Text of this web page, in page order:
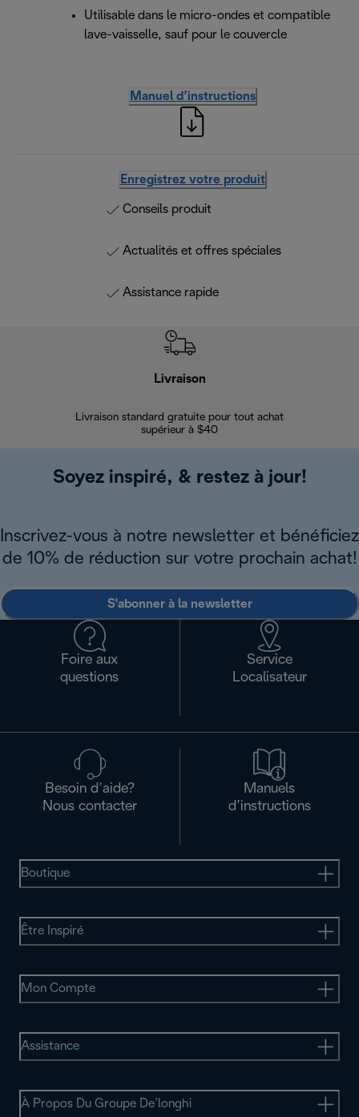
Utilisable dans le micro-ondes et compatible
lave-vaisselle, sauf pour le couvercle
Manuel d’instructions
Enregistrez votre produit
Conseils produit
Actualités et offres spéciales
Assistance rapide
Livraison
Livraison standard gratuite pour tout achat
supérieur à $40
Soyez inspiré, & restez à jour!
Inscrivez-vous à notre newsletter et bénéficiez
de 10% de réduction sur votre prochain achat!
S'abonner à la newsletter
Foire aux
questions
Service
Localisateur
Besoin d’aide?
Nous contacter
Manuels
d’instructions
Boutique
Être Inspiré
Mon Compte
Assistance
À Propos Du Groupe De’longhi